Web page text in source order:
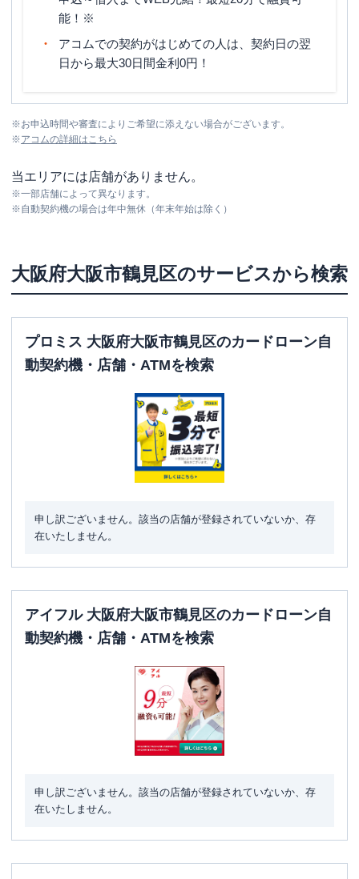
能！※
アコムでの契約がはじめての人は、契約日の翌
日から最大30日間金利0円！
※お申込時間や審査によりご希望に添えない場合がございます。
※アコムの詳細はこちら
当エリアには店舗がありません。
※一部店舗によって異なります。
※自動契約機の場合は年中無休（年末年始は除く）
大阪府大阪市鶴見区のサービスから検索
プロミス 大阪府大阪市鶴見区のカードローン自
動契約機・店舗・ATMを検索
申し訳ございません。該当の店舗が登録されていないか、存
在いたしません。
アイフル 大阪府大阪市鶴見区のカードローン自
動契約機・店舗・ATMを検索
申し訳ございません。該当の店舗が登録されていないか、存
在いたしません。